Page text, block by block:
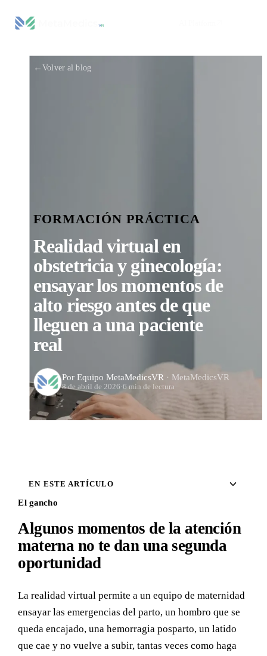
←Volver al blog
FORMACIÓN PRÁCTICA
Realidad virtual en
obstetricia y ginecología:
ensayar los momentos de
alto riesgo antes de que
lleguen a una paciente
real
Por Equipo MetaMedicsVR · MetaMedicsVR
8 de abril de 2026 ·6 min de lectura
EN ESTE ARTÍCULO
El gancho
Algunos momentos de la atención
materna no te dan una segunda
oportunidad
La realidad virtual permite a un equipo de maternidad
ensayar las emergencias del parto, un hombro que se
queda encajado, una hemorragia posparto, un latido
que cae y no vuelve a subir, tantas veces como haga